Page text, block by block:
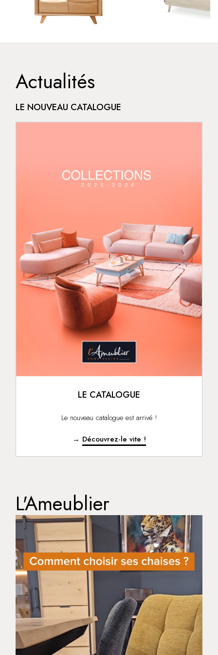
Actualités
LE NOUVEAU CATALOGUE
LE CATALOGUE
Le nouveau catalogue est arrivé !
→ Découvrez-le vite !
L'Ameublier